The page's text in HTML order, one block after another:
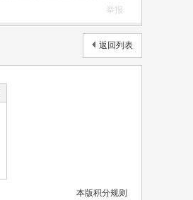
举报
返回列表
本版积分规则